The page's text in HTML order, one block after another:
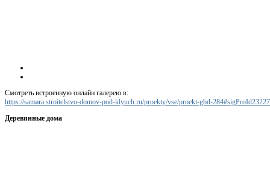
Смотреть встроенную онлайн галерею в:
https://samara.stroitelstvo-domov-pod-klyuch.ru/proekty/vse/proekt-gbd-
Деревянные дома